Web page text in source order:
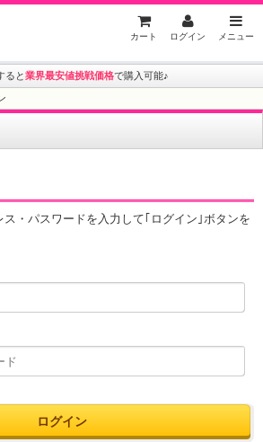
カート ログイン メニュー
ると業界最安値挑戦価格で購入可能♪
・パスワードを入力して｢ログイン｣ボタンを